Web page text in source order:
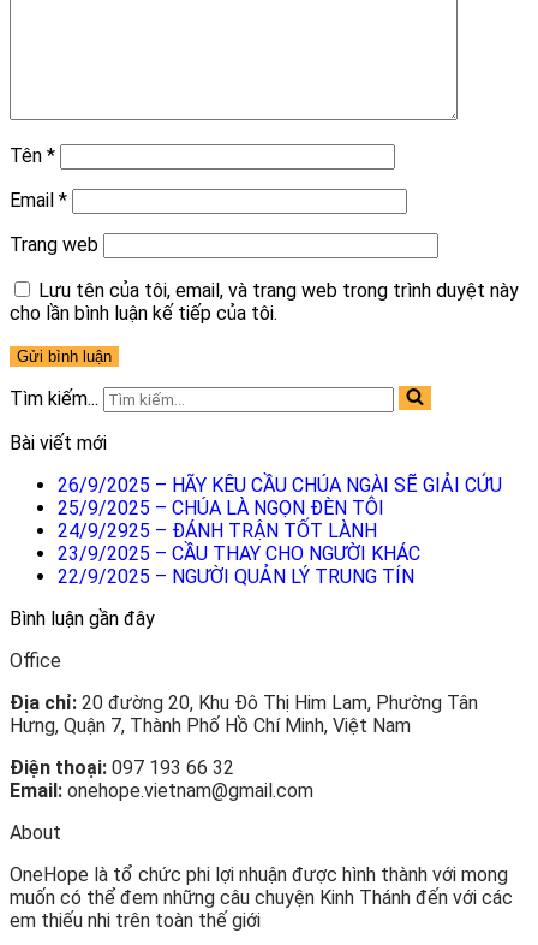
Tên *
Email *
Trang web
Lưu tên của tôi, email, và trang web trong trình duyệt này
cho lần bình luận kế tiếp của tôi.
Tìm kiếm...
Bài viết mới
26/9/2025 – HÃY KÊU CẦU CHÚA NGÀI SẼ GIẢI CỨU
25/9/2025 – CHÚA LÀ NGỌN ĐÈN TÔI
24/9/2925 – ĐÁNH TRẬN TỐT LÀNH
23/9/2025 – CẦU THAY CHO NGƯỜI KHÁC
22/9/2025 – NGƯỜI QUẢN LÝ TRUNG TÍN
Bình luận gần đây
Office
Địa chỉ: 20 đường 20, Khu Đô Thị Him Lam, Phường Tân
Hưng, Quận 7, Thành Phố Hồ Chí Minh, Việt Nam
Điện thoại: 097 193 66 32
Email: onehope.vietnam@gmail.com
About
OneHope là tổ chức phi lợi nhuận được hình thành với mong
muốn có thể đem những câu chuyện Kinh Thánh đến với các
em thiếu nhi trên toàn thế giới